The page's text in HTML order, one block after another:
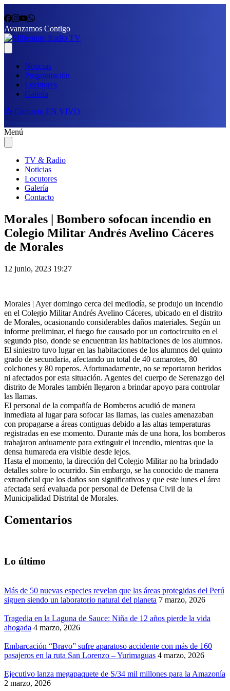
Avanzamos Contigo
Noticias
Programación
Locutores
Galería
📩 Contacto EN VIVO
Menú
TV & Radio
Noticias
Locutores
Galería
Contacto
Morales | Bombero sofocan incendio en
Colegio Militar Andrés Avelino Cáceres
de Morales
12 junio, 2023 19:27
Morales | Ayer domingo cerca del mediodía, se produjo un incendio
en el Colegio Militar Andrés Avelino Cáceres, ubicado en el distrito
de Morales, ocasionando considerables daños materiales. Según un
informe preliminar, el fuego fue causado por un cortocircuito en el
segundo piso, donde se encuentran las habitaciones de los alumnos.
El siniestro tuvo lugar en las habitaciones de los alumnos del quinto
grado de secundaria, afectando un total de 40 camarotes, 80
colchones y 80 roperos. Afortunadamente, no se reportaron heridos
ni afectados por esta situación. Agentes del cuerpo de Serenazgo del
distrito de Morales también llegaron a brindar apoyo para controlar
las llamas.
El personal de la compañía de Bomberos acudió de manera
inmediata al lugar para sofocar las llamas, las cuales amenazaban
con propagarse a áreas contiguas debido a las altas temperaturas
registradas en ese momento. Durante más de una hora, los bomberos
trabajaron arduamente para extinguir el incendio, mientras que la
densa humareda era visible desde lejos.
Hasta el momento, la dirección del Colegio Militar no ha brindado
detalles sobre lo ocurrido. Sin embargo, se ha conocido de manera
extraoficial que los daños son significativos y que este lunes el área
afectada será evaluada por personal de Defensa Civil de la
Municipalidad Distrital de Morales.
Comentarios
Lo último
Más de 50 nuevas especies revelan que las áreas protegidas del Perú
siguen siendo un laboratorio natural del planeta 7 marzo, 2026
Tragedia en la Laguna de Sauce: Niña de 12 años pierde la vida
ahogada 4 marzo, 2026
Embarcación “Bravo” sufre aparatoso accidente con más de 160
pasajeros en la ruta San Lorenzo – Yurimaguas 4 marzo, 2026
Ejecutivo lanza megapaquete de S/34 mil millones para la Amazonía
2 marzo, 2026